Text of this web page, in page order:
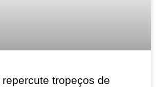
tropeços de